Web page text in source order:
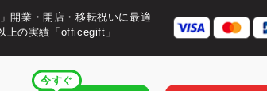
開業・開店・移転祝いに最適
の実績「officegift」
今すぐ